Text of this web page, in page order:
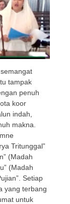
tampak
penuh
koor
indah,
makna.
Tritunggal”
(Madah
(Madah
Setiap
yang terbang
untuk